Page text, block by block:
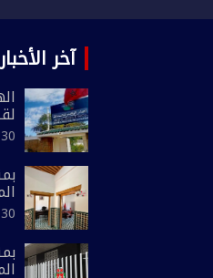
آخر الأخبار
30 يوليو، 2026
30 يوليو، 2026